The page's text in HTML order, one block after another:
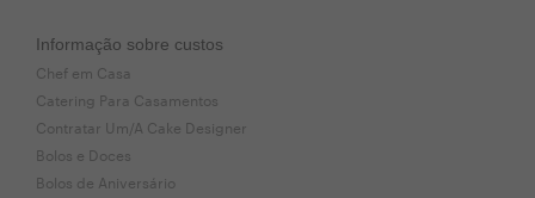
Informação sobre custos
Chef em Casa
Catering Para Casamentos
Contratar Um/A Cake Designer
Bolos e Doces
Bolos de Aniversário